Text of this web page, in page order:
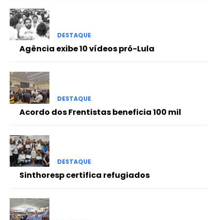
DESTAQUE
Agência exibe 10 vídeos pró-Lula
DESTAQUE
Acordo dos Frentistas beneficia 100 mil
DESTAQUE
Sinthoresp certifica refugiados